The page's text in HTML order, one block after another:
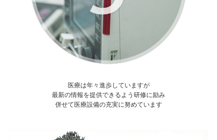
医療は年々進歩していますが
最新の情報を提供できるよう研修に励み
併せて医療設備の充実に努めています